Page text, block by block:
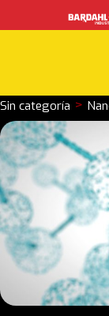
Sin categoría >